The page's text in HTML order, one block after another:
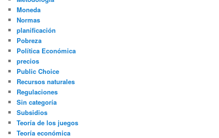
Moneda
Normas
planificación
Pobreza
Política Económica
precios
Public Choice
Recursos naturales
Regulaciones
Sin categoría
Subsidios
Teoría de los juegos
Teoría económica